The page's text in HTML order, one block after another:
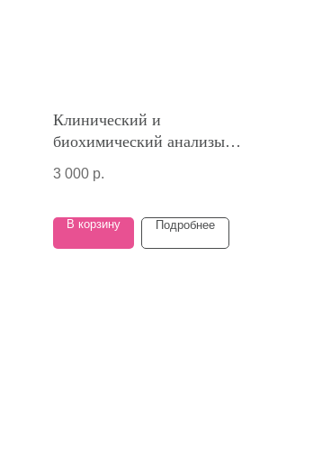
Клинический и
биохимический анализы
крови - основные показатели
3 000 р.
В корзину Подробнее